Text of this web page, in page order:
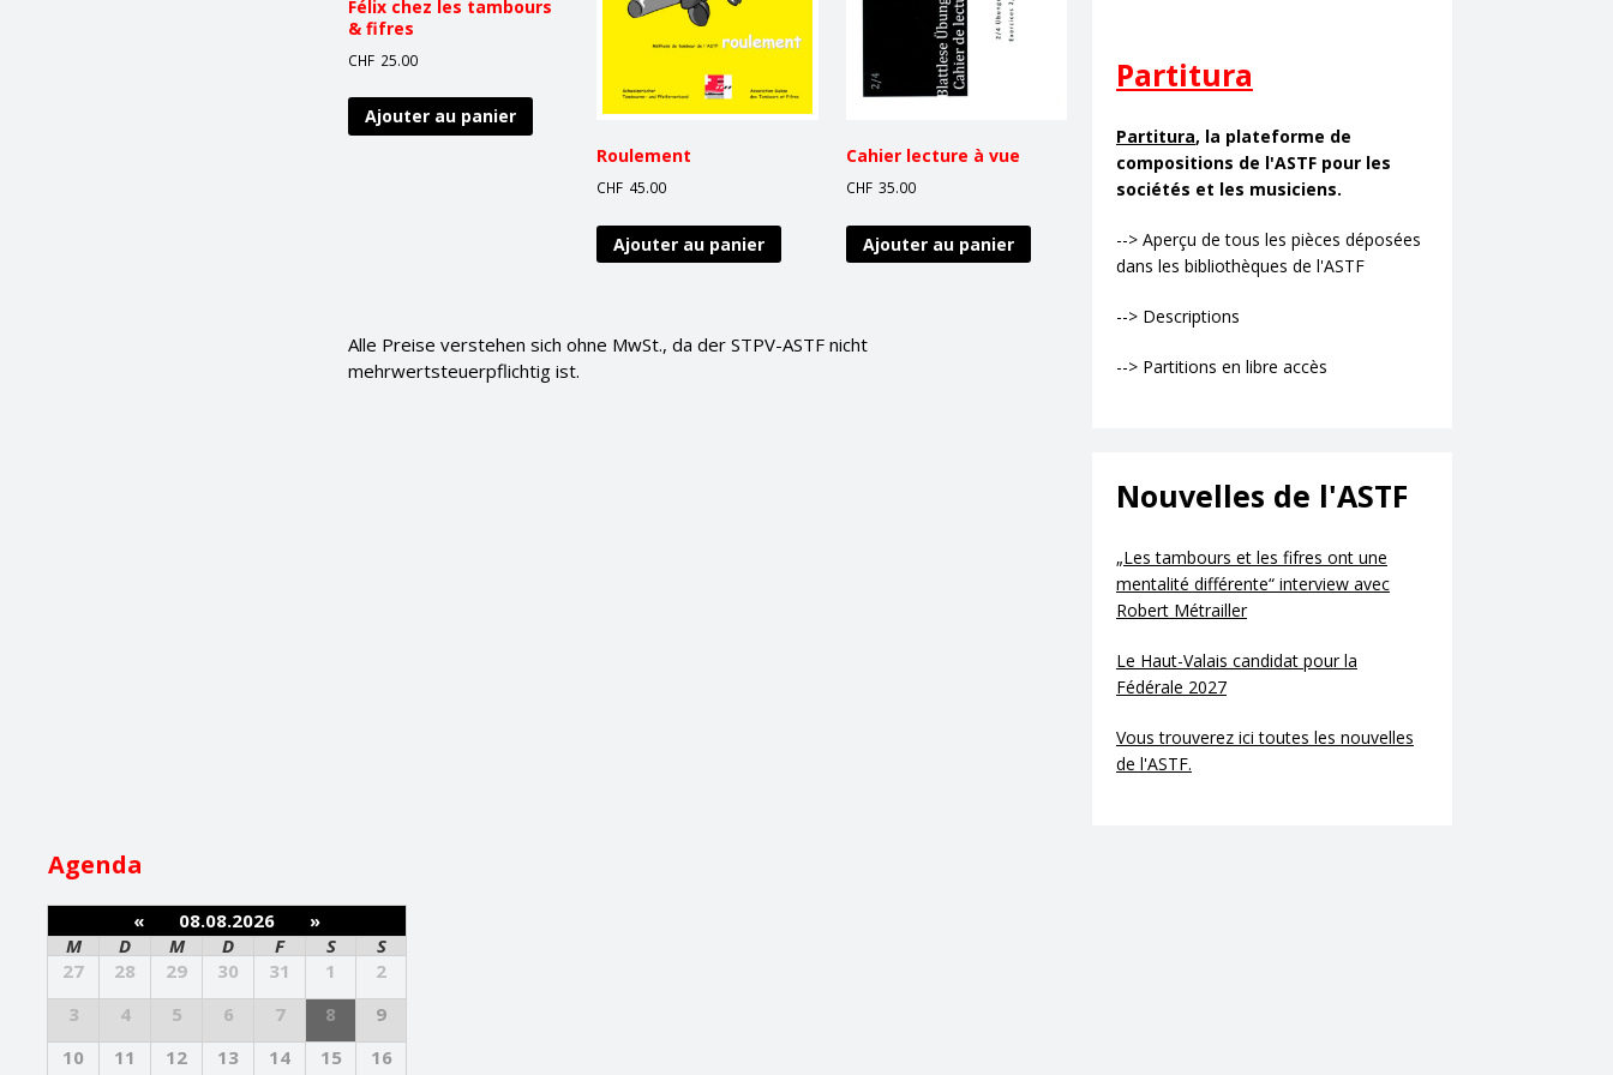
Félix chez les tambours
& fifres
CHF 25.00
Ajouter au panier
Roulement
CHF 45.00
Ajouter au panier
Cahier lecture à vue
CHF 35.00
Ajouter au panier
Alle Preise verstehen sich ohne MwSt., da der STPV-ASTF nicht
mehrwertsteuerpflichtig ist.
Partitura
Partitura, la plateforme de
compositions de l'ASTF pour les
sociétés et les musiciens.
--> Aperçu de tous les pièces déposées
dans les bibliothèques de l'ASTF
--> Descriptions
--> Partitions en libre accès
Nouvelles de l'ASTF
„Les tambours et les fifres ont une
mentalité différente“ interview avec
Robert Métrailler
Le Haut-Valais candidat pour la
Fédérale 2027
Vous trouverez ici toutes les nouvelles
de l'ASTF.
Agenda
« 08.08.2026
»
M
D M D F S
S
27
28 29 30 31 1
2
3
4 5 6 7 8
9
10
11 12 13 14 15 16